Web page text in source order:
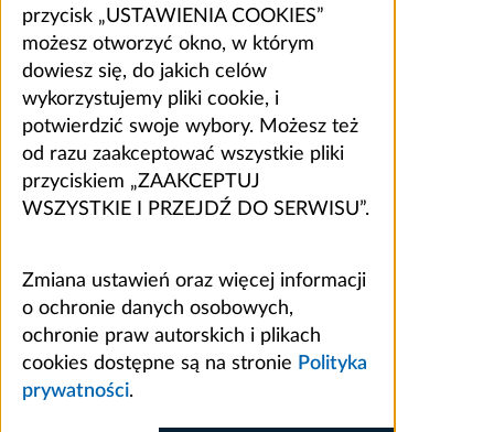
przycisk „USTAWIENIA COOKIES”
możesz otworzyć okno, w którym
dowiesz się, do jakich celów
wykorzystujemy pliki cookie, i
potwierdzić swoje wybory. Możesz też
od razu zaakceptować wszystkie pliki
przyciskiem „ZAAKCEPTUJ
WSZYSTKIE I PRZEJDŹ DO SERWISU”.
Zmiana ustawień oraz więcej informacji
o ochronie danych osobowych,
ochronie praw autorskich i plikach
cookies dostępne są na stronie Polityka
prywatności.